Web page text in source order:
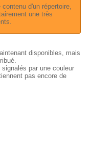
d'un répertoire,
une très
disponibles, mais
par une couleur
pas encore de